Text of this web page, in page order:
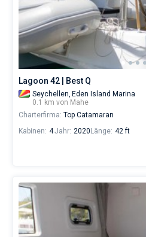
Lagoon 42 | Best Q
Seychellen, Eden Island Marina
0.1 km von Mahe
Charterfirma: Top Catamaran
Kabinen: 4Jahr: 2020 Länge: 42 ft